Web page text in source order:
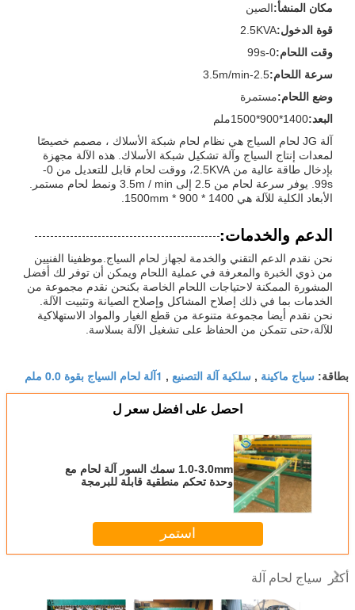
مكان المنشأ:الصين
قوة الدخول:2.5KVA
وقت اللحام:0-99s
سرعة اللحام:2.5-3.5m/min
وضع اللحام:مستمرة
البعد:1400*900*1500ملم
آلة JG لحام السياج هي نظام لحام شبكة الأسلاك ، مصمم خصيصًا
لمعدات إنتاج السياج وآلة تشكيل شبكة الأسلاك. هذه الآلة مجهزة
بإدخال طاقة عالية من 2.5KVA، ووقت لحام قابل للتعديل من 0-
99s. يوفر سرعة لحام من 2.5 إلى 3.5m / min ونمط لحام مستمر.
الأبعاد الكلية للآلة هي 1400 * 900 * 1500mm.
الدعم والخدمات:
نحن نقدم الدعم التقني والخدمة لجهاز لحام السياج.موظفينا الفنيين
من ذوي الخبرة والمعرفة في عملية اللحام ويمكن أن توفر لك أفضل
المشورة الممكنة لاحتياجات اللحام الخاصة بكنحن نقدم مجموعة من
الخدمات بما في ذلك إصلاح المشاكل وإصلاح الصيانة وتثبيت الآلة.
نحن نقدم أيضا مجموعة متنوعة من قطع الغيار والمواد الاستهلاكية
للآلة،حتى تتمكن من الحفاظ على تشغيل الآلة بسلاسة.
بطاقة: سياج ماكينة , سلكية آلة التصنيع , 1آلة لحام السياج بقوة 0.0 ملم
احصل على افضل سعر ل
1.0-3.0mm سمك السور آلة لحام مع
وحدة تحكم منطقية قابلة للبرمجة
استمر
أكثر سياج لحام آلة